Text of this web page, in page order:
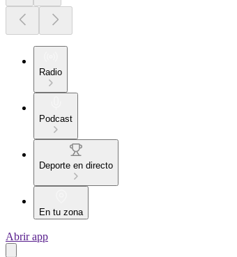
Radio
Podcast
Deporte en directo
En tu zona
Abrir app